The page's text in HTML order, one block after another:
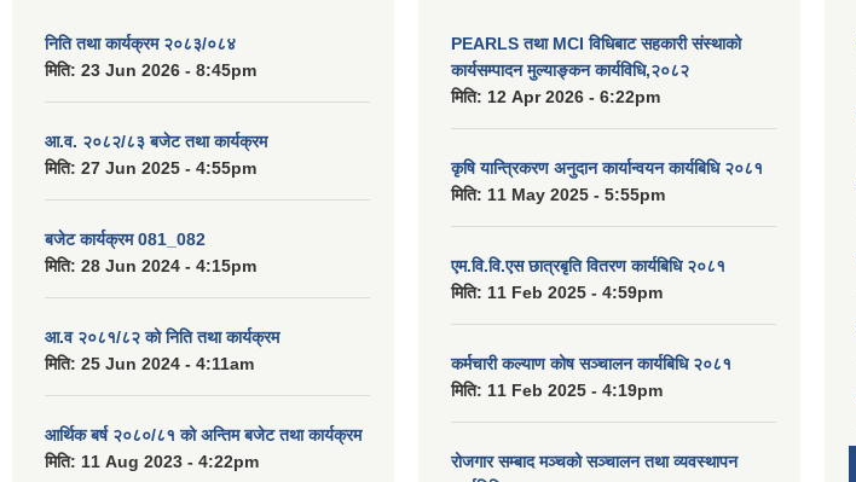
निति तथा कार्यक्रम २०८३/०८४
मिति: 23 Jun 2026 - 8:45pm
आ.व. २०८२/८३ बजेट तथा कार्यक्रम
मिति: 27 Jun 2025 - 4:55pm
बजेट कार्यक्रम 081_082
मिति: 28 Jun 2024 - 4:15pm
आ.व २०८१/८२ को निति तथा कार्यक्रम
मिति: 25 Jun 2024 - 4:11am
आर्थिक बर्ष २०८०/८१ को अन्तिम बजेट तथा कार्यक्रम
मिति: 11 Aug 2023 - 4:22pm
PEARLS तथा MCI विधिबाट सहकारी संस्थाको
कार्यसम्पादन मुल्याङ्कन कार्यविधि,२०८२
मिति: 12 Apr 2026 - 6:22pm
कृषि यान्त्रिकरण अनुदान कार्यान्वयन कार्यबिधि २०८१
मिति: 11 May 2025 - 5:55pm
एम.वि.वि.एस छात्रबृति वितरण कार्यबिधि २०८१
मिति: 11 Feb 2025 - 4:59pm
कर्मचारी कल्याण कोष सञ्चालन कार्यबिधि २०८१
मिति: 11 Feb 2025 - 4:19pm
रोजगार सम्बाद मञ्चको सञ्चालन तथा व्यवस्थापन